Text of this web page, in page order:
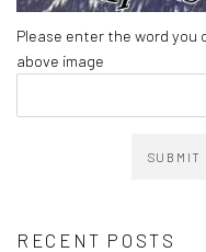
Please enter the word you
above image
SUBMIT
RECENT POSTS